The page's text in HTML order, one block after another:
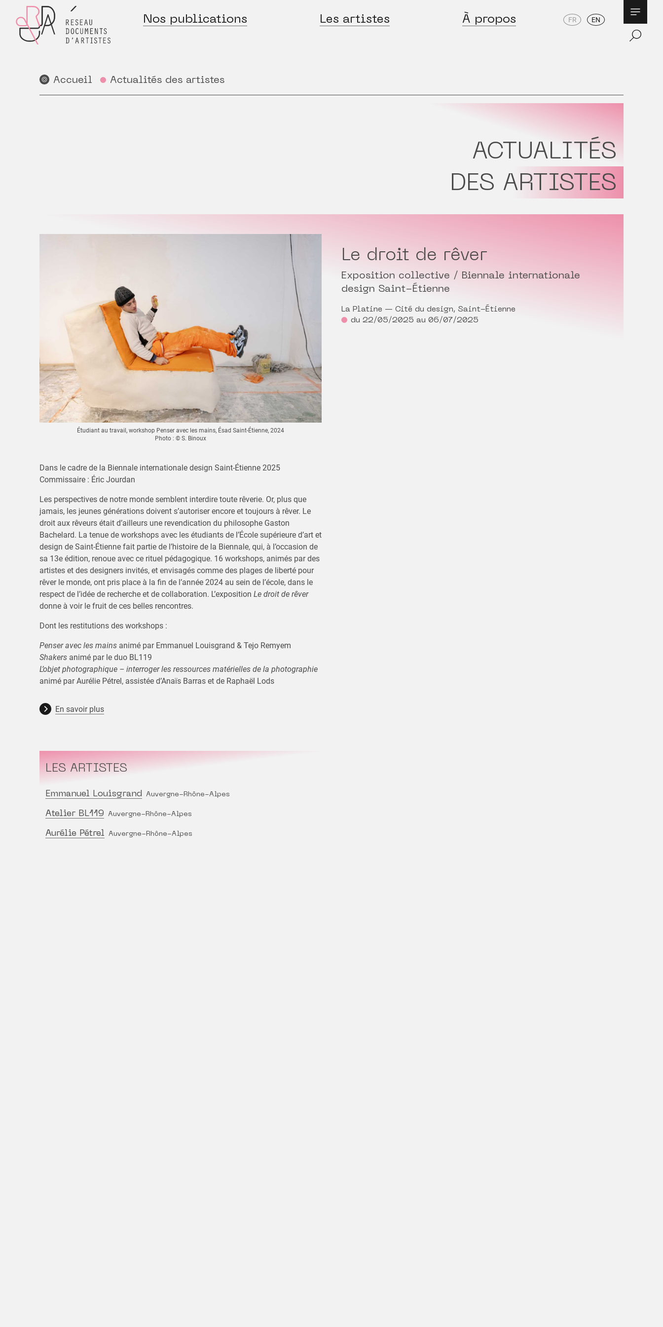
Nos publications Les artistes À propos FR EN
Accueil Actualités des artistes
ACTUALITÉS
DES ARTISTES
Étudiant au travail, workshop Penser avec les mains, Ésad Saint-Étienne, 2024
Photo : © S. Binoux
Le droit de rêver
Exposition collective / Biennale internationale
design Saint-Étienne
La Platine — Cité du design, Saint-Étienne
du 22/05/2025 au 06/07/2025
Dans le cadre de la Biennale internationale design Saint-Étienne 2025
Commissaire : Éric Jourdan
Les perspectives de notre monde semblent interdire toute rêverie. Or, plus que
jamais, les jeunes générations doivent s’autoriser encore et toujours à rêver. Le
droit aux rêveurs était d’ailleurs une revendication du philosophe Gaston
Bachelard. La tenue de workshops avec les étudiants de l’École supérieure d’art et
design de Saint-Étienne fait partie de l’histoire de la Biennale, qui, à l’occasion de
sa 13e édition, renoue avec ce rituel pédagogique. 16 workshops, animés par des
artistes et des designers invités, et envisagés comme des plages de liberté pour
rêver le monde, ont pris place à la fin de l’année 2024 au sein de l’école, dans le
respect de l’idée de recherche et de collaboration. L’exposition Le droit de rêver
donne à voir le fruit de ces belles rencontres.
Dont les restitutions des workshops :
Penser avec les mains animé par Emmanuel Louisgrand & Tejo Remyem
Shakers animé par le duo BL119
L’objet photographique – interroger les ressources matérielles de la photographie
animé par Aurélie Pétrel, assistée d’Anaïs Barras et de Raphaël Lods
En savoir plus
LES ARTISTES
Emmanuel Louisgrand Auvergne-Rhône-Alpes
Atelier BL119 Auvergne-Rhône-Alpes
Aurélie Pétrel Auvergne-Rhône-Alpes